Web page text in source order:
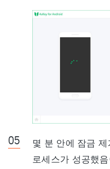
몇 분 안에 잠금
로세스가 성공했